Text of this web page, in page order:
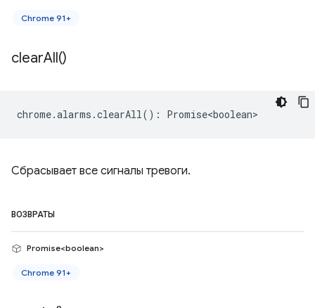
Chrome 91+
clearAll()
chrome.alarms .clearAll() : Promise<boolean>
Сбрасывает все сигналы тревоги.
ВОЗВРАТЫ
Promise<boolean>
Chrome 91+